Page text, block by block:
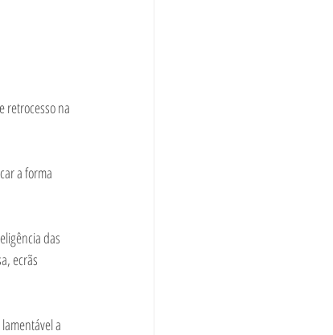
retrocesso na
a forma
das
ecrãs
a